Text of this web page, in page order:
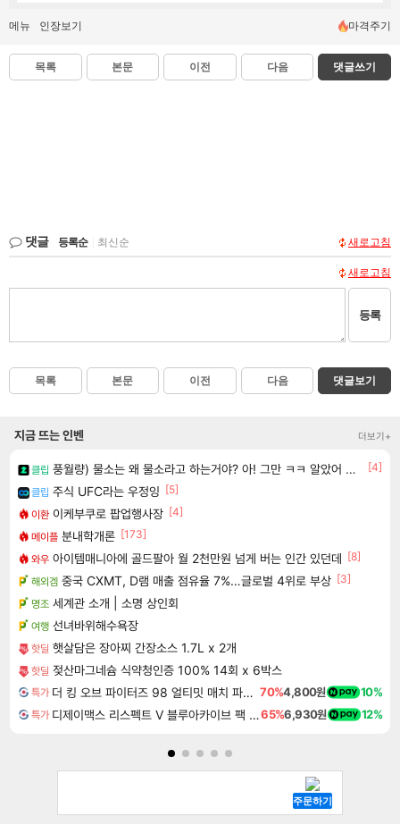
메뉴 인장보기 마격주기
목록 본문 이전 다음 댓글쓰기
댓글 등록순 최신순 새로고침
새로고침
등록
목록 본문 이전 다음 댓글보기
지금 뜨는 인벤 더보기+
클립 풍월량) 물소는 왜 물소라고 하는거야? 아! 그만 ㅋㅋ 알았어 ㅋㅋ
[4]
클립 주식 UFC라는 우정잉 [5]
이환 이케부쿠로 팝업행사장 [4]
메이플 분내학개론 [173]
와우 아이템매니아에 골드팔아 월 2천만원 넘게 버는 인간 있던데 [8]
해외겜 중국 CXMT, D램 매출 점유율 7%…글로벌 4위로 부상 [3]
명조 세계관 소개 | 소명 상인회
여행 선녀바위해수욕장
핫딜 햇살담은 장아찌 간장소스 1.7L x 2개
핫딜 젖산마그네슘 식약청인증 100% 14회 x 6박스
특가 더 킹 오브 파이터즈 98 얼티밋 매치 파이널 에디션 THE KING OF FIGHTERS 98 ULTIMATE MATCH FINAL EDITION 70%4,800원 10%
특가 디제이맥스 리스펙트 V 블루아카이브 팩 DJMAX RESPECT V Blue Archive Pack DLC65%6,930원 12%